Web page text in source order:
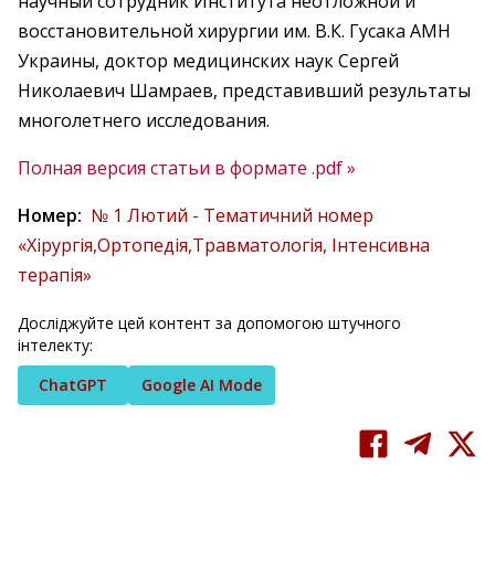
восстановительной хирургии им. В.К. Гусака АМН
Украины, доктор медицинских наук Сергей
Николаевич Шамраев, представивший результаты
многолетнего исследования.
Полная версия статьи в формате .pdf »
Номер: № 1 Лютий - Тематичний номер
«Хірургія,Ортопедія,Травматологія, Інтенсивна
терапія»
Досліджуйте цей контент за допомогою штучного
інтелекту:
ChatGPT
Google AI Mode